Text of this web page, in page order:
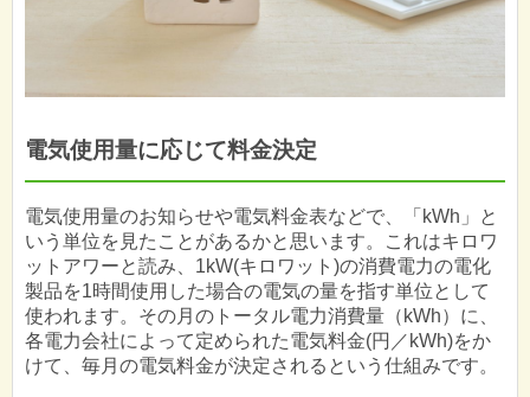
電気使用量に応じて料金決定
電気使用量のお知らせや電気料金表などで、「kWh」と
いう単位を見たことがあるかと思います。これはキロワ
ットアワーと読み、1kW(キロワット)の消費電力の電化
製品を1時間使用した場合の電気の量を指す単位として
使われます。その月のトータル電力消費量（kWh）に、
各電力会社によって定められた電気料金(円／kWh)をか
けて、毎月の電気料金が決定されるという仕組みです。